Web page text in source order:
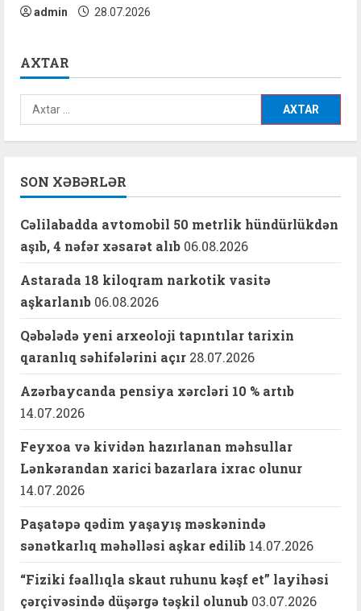
admin 28.07.2026
AXTAR
Axtarış:
SON XƏBƏRLƏR
Cəlilabadda avtomobil 50 metrlik hündürlükdən
aşıb, 4 nəfər xəsarət alıb 06.08.2026
Astarada 18 kiloqram narkotik vasitə
aşkarlanıb 06.08.2026
Qəbələdə yeni arxeoloji tapıntılar tarixin
qaranlıq səhifələrini açır 28.07.2026
Azərbaycanda pensiya xərcləri 10 % artıb
14.07.2026
Feyxoa və kividən hazırlanan məhsullar
Lənkərandan xarici bazarlara ixrac olunur
14.07.2026
Paşatəpə qədim yaşayış məskənində
sənətkarlıq məhəlləsi aşkar edilib 14.07.2026
“Fiziki fəallıqla skaut ruhunu kəşf et” layihəsi
çərçivəsində düşərgə təşkil olunub 03.07.2026